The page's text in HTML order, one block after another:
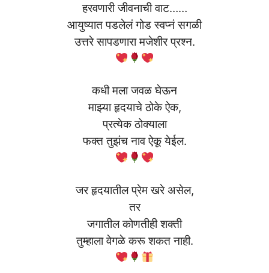
हरवणारी जीवनाची वाट……
आयुष्यात पडलेलं गोड स्वप्नं सगळी
उत्तरे सापडणारा मजेशीर प्रश्न.
कधी मला जवळ घेऊन
माझ्या हृदयाचे ठोके ऐक,
प्रत्येक ठोक्याला
फक्त तुझंच नाव ऐकू येईल.
जर हृदयातील प्रेम खरे असेल,
तर
जगातील कोणतीही शक्ती
तुम्हाला वेगळे करू शकत नाही.